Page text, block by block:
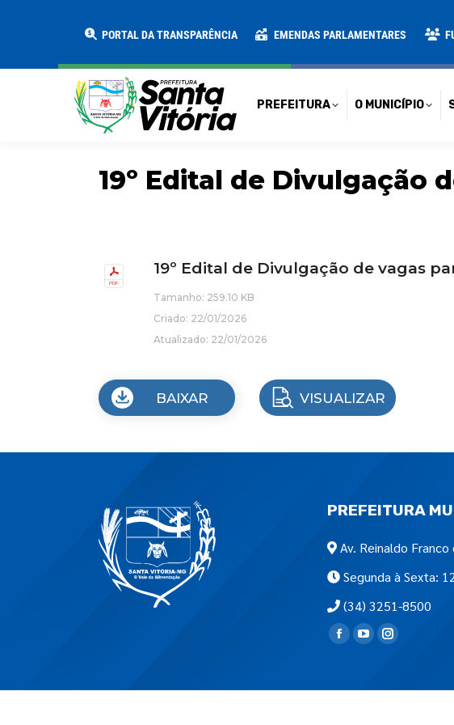
PORTAL DA TRANSPARÊNCIA EMENDAS PARLAMENTARES
PREFEITURA O MUNICÍPIO
19º Edital de Divulgação
19º Edital de Divulgação de vagas
Tamanho: 259.10 KB
Criado: 22/01/2026
Atualizado: 22/01/2026
BAIXAR VISUALIZAR
PREFEITURA
Av. Reinaldo Franco
Segunda à Sexta:
(34) 3251-8500
Encontre-nos em: